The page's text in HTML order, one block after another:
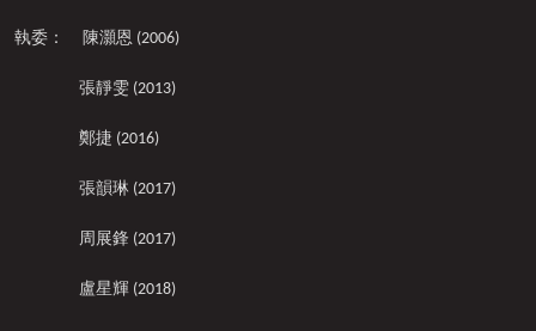
執委： 陳灝恩 (2006)
張靜雯 (2013)
鄭捷 (2016)
張韻琳 (2017)
周展鋒 (2017)
盧星輝 (2018)